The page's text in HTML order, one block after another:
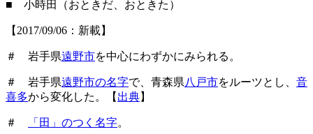
■ 小時田（おときだ、おときた）
【2017/09/06：新載】
＃ 岩手県遠野市を中心にわずかにみられる。
＃ 岩手県遠野市の名字で、青森県八戸市をルーツとし、 音
喜多から変化した。【 出典】
＃ 「田」のつく名字。